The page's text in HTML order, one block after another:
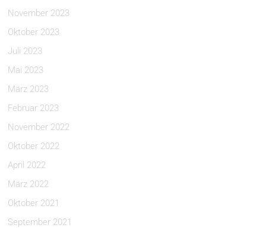
November 2023
Oktober 2023
Juli 2023
Mai 2023
März 2023
Februar 2023
November 2022
Oktober 2022
April 2022
März 2022
Oktober 2021
September 2021